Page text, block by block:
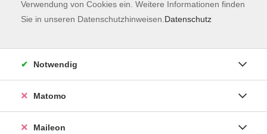
AGB
Datenschutzerklärung
Verwendung von Cookies ein. Weitere Informationen finden
Sie in unseren Datenschutzhinweisen. Datenschutz
Notwendig
Matomo
Maileon